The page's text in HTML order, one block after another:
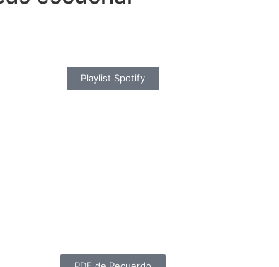
Playlist Spotify